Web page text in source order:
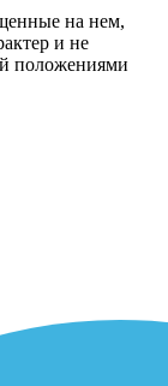
на нем,
и не
положениями